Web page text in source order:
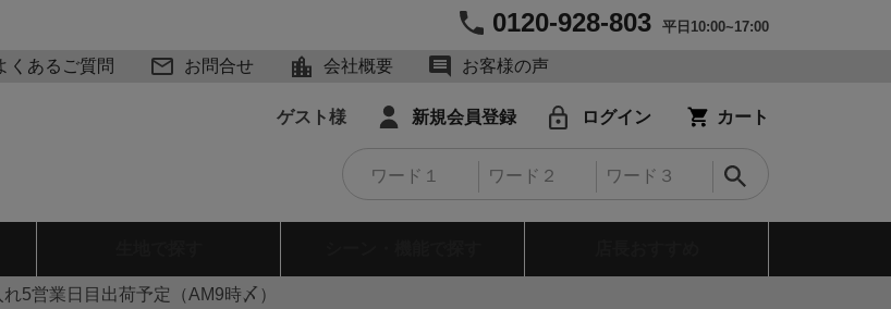
0120-928-803 平日10:00~17:00
くあるご質問 お問合せ 会社概要 お客様の声
ゲスト様 新規会員登録 ログイン カート
5営業日目出荷予定（AM9時〆）